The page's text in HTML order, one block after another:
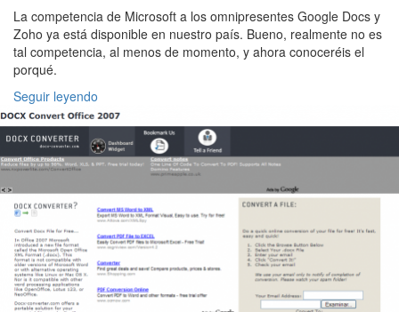
La competencia de Microsoft a los omnipresentes Google Docs y
Zoho ya está disponible en nuestro país. Bueno, realmente no es
tal competencia, al menos de momento, y ahora conoceréis el
porqué.
Seguir leyendo